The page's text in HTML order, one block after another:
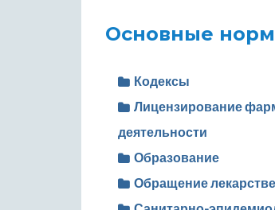
Основные
Кодексы
Лицензирование
деятельности
Образование
Обращение